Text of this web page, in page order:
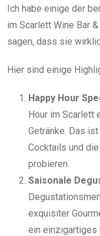
Ich habe einige der
im Scarlett Wine Bar
sagen, dass sie
Hier sind einige
Happy Hour
Hour im Scarlett
Getränke. Das
Cocktails und
probieren.
Saisonale
exquisiter
ein einzigartiges